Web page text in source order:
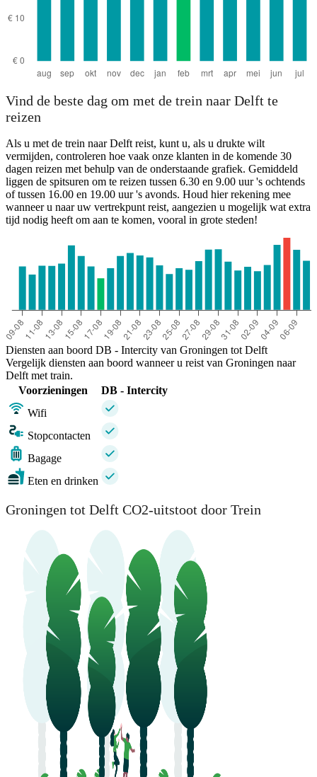
Vind de beste dag om met de trein naar Delft te
reizen
Als u met de trein naar Delft reist, kunt u, als u drukte wilt
vermijden, controleren hoe vaak onze klanten in de komende 30
dagen reizen met behulp van de onderstaande grafiek. Gemiddeld
liggen de spitsuren om te reizen tussen 6.30 en 9.00 uur 's ochtends
of tussen 16.00 en 19.00 uur 's avonds. Houd hier rekening mee
wanneer u naar uw vertrekpunt reist, aangezien u mogelijk wat extra
tijd nodig heeft om aan te komen, vooral in grote steden!
Diensten aan boord DB - Intercity van Groningen tot Delft
Vergelijk diensten aan boord wanneer u reist van Groningen naar
Delft met train.
Voorzieningen
DB - Intercity
Wifi
Stopcontacten
Bagage
Eten en drinken
Groningen tot Delft CO2-uitstoot door Trein